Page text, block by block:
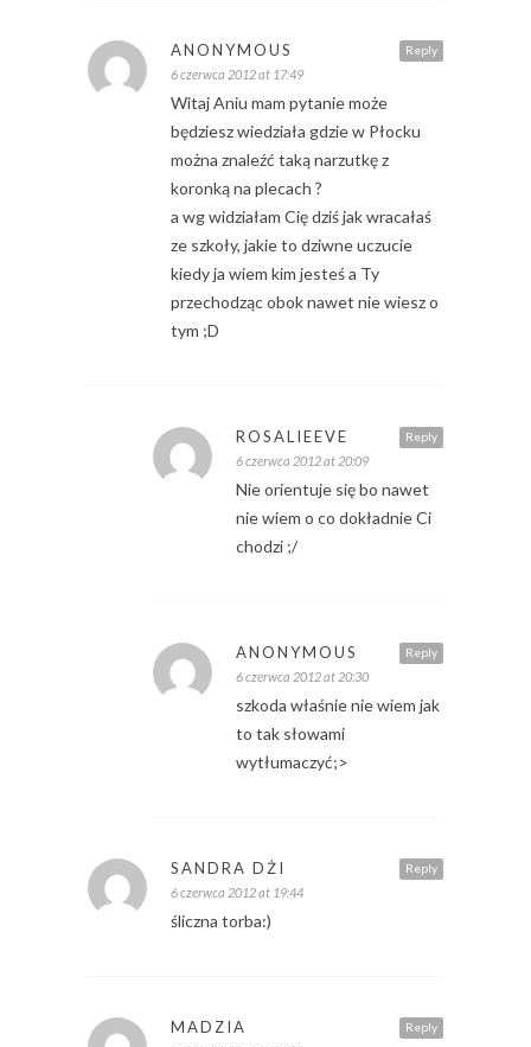
Reply
ANONYMOUS
6 czerwca 2012 at 17:49
Witaj Aniu mam pytanie może
będziesz wiedziała gdzie w Płocku
można znaleźć taką narzutkę z
koronką na plecach ?
a wg widziałam Cię dziś jak wracałaś
ze szkoły, jakie to dziwne uczucie
kiedy ja wiem kim jesteś a Ty
przechodząc obok nawet nie wiesz o
tym ;D
Reply
ROSALIEEVE
6 czerwca 2012 at 20:09
Nie orientuje się bo nawet
nie wiem o co dokładnie Ci
chodzi ;/
Reply
ANONYMOUS
6 czerwca 2012 at 20:30
szkoda właśnie nie wiem jak
to tak słowami
wytłumaczyć;>
Reply
SANDRA DŻI
6 czerwca 2012 at 19:44
śliczna torba:)
Reply
MADZIA